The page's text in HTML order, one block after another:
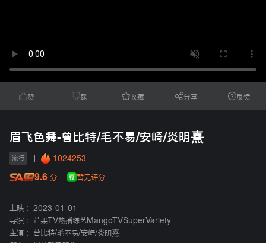
赞 踩 收藏 分享 反馈
眉飞色舞-曾比特/毛不易/安崎/炎明熹
流行 1024253
9.6 分 暂无评分
上映 :
2023-01-01
导演 :
芒果TV热播综艺MangoTVSuperVariety
主演 :
曾比特/毛不易/安崎/炎明熹